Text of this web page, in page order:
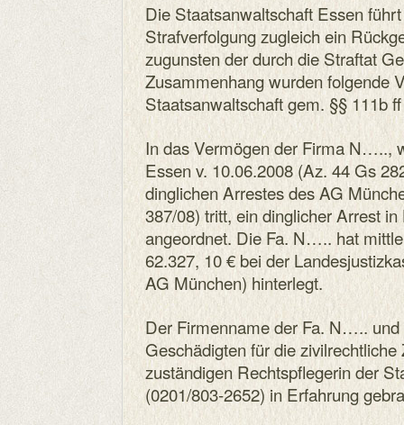
Die Staatsanwaltschaft Essen
Strafverfolgung zugleich ein
zugunsten der durch die Straftat
Zusammenhang wurden folgende
Staatsanwaltschaft gem. §§ 111b
In das Vermögen der Firma N…..,
Essen v. 10.06.2008 (Az. 44 Gs
dinglichen Arrestes des AG
387/08) tritt, ein dinglicher Arrest
angeordnet. Die Fa. N….. hat
62.327, 10 € bei der
AG München) hinterlegt.
Der Firmenname der Fa. N…..
Geschädigten für die
zuständigen Rechtspflegerin der
(0201/803-2652) in Erfahrung